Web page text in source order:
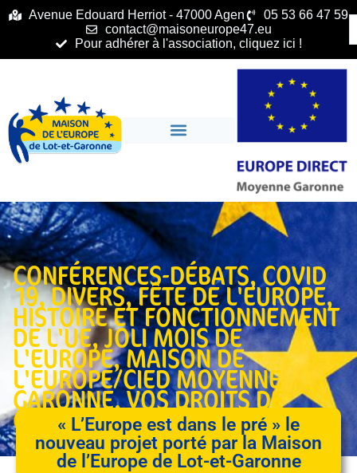
principalAvenue Edouard Herriot - 47000 Agen
05 53 66 47 59
contact@maisoneurope47.eu
Pour adhérer à l'association, cliquez ici !
CONFÉRENCES-DÉBATS,COVID
19,DIVERS,FÊTE DE L'EUROPE,
HISTOIRE ET FONCTIONNEMENT
DE L'UE,JOLI MOIS DE
L'EUROPE,MAISON DE
L'EUROPE/CIED MOYENNE
GARONNE,VOS DROITS DE
CITOYEN EUROPÉEN
« L’Europe est dans le pré » le
nouveau projet porté par la Maison
de l’Europe de Lot-et-Garonne